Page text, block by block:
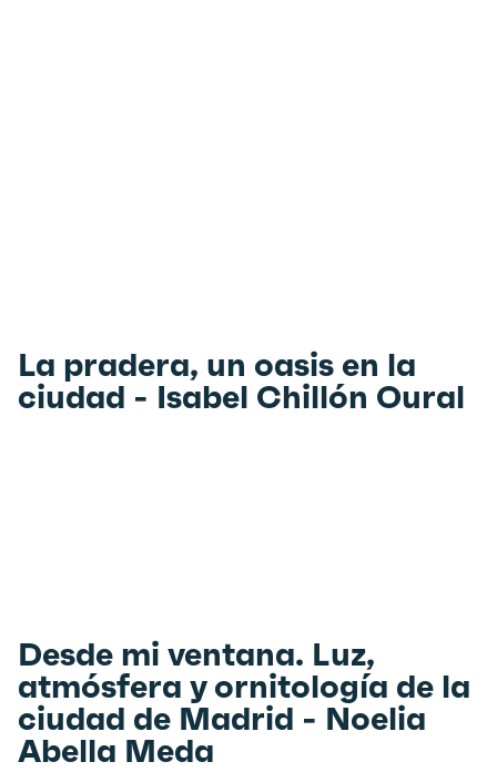
La pradera, un oasis en la
ciudad - Isabel Chillón Oural
Desde mi ventana. Luz,
atmósfera y ornitología de la
ciudad de Madrid - Noelia
Abella Meda